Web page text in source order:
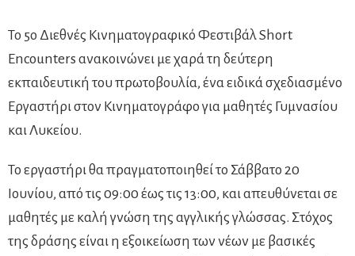
Το 5ο Διεθνές Κινηματογραφικό Φεστιβάλ Short
Encounters ανακοινώνει με χαρά τη δεύτερη
εκπαιδευτική του πρωτοβουλία, ένα ειδικά σχεδιασμένο
Εργαστήρι στον Κινηματογράφο για μαθητές Γυμνασίου
και Λυκείου.
Το εργαστήρι θα πραγματοποιηθεί το Σάββατο 20
Ιουνίου, από τις 09:00 έως τις 13:00, και απευθύνεται σε
μαθητές με καλή γνώση της αγγλικής γλώσσας. Στόχος
της δράσης είναι η εξοικείωση των νέων με βασικές